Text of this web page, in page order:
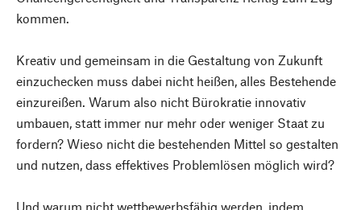
kommen.
Kreativ und gemeinsam in die Gestaltung von Zukunft
einzuchecken muss dabei nicht heißen, alles Bestehende
einzureißen. Warum also nicht Bürokratie innovativ
umbauen, statt immer nur mehr oder weniger Staat zu
fordern? Wieso nicht die bestehenden Mittel so gestalten
und nutzen, dass effektives Problemlösen möglich wird?
Und warum nicht wettbewerbsfähig werden, indem